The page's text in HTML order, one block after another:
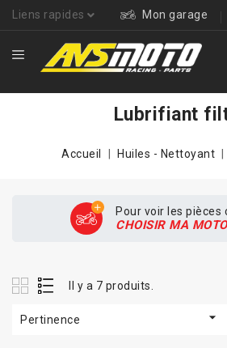
Liens rapides Mon garage
Lubrifiant
Accueil Huiles - Nettoyant
Pour voir les pièces
CHOISIR MA MOTO
Il y a 7 produits.
Pertinence 